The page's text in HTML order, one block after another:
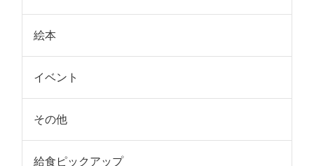
絵本
イベント
その他
給食ピックアップ